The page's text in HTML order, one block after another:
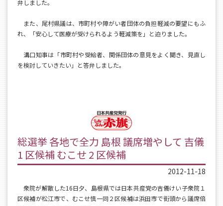
弁しました。
また、尾村県議は、市町村や障がい者団体の負担軽減の要望にもふ
れ、「安心して医療が受けられるよう軽減策を」と迫りました。
溝口知事は「市町村や受給者、関係団体の意見をよく聞き、見直し
を検討していきたい」と答弁しました。
総選挙 各地で全力 島根 議席増やして 吉儀
1 区候補 むこせ 2 区候補
2012-11-18
衆院が解散した16日夕、島根県では日本共産党の吉儀けい子衆院１
区候補が松江市で、むこせ慎一同２区候補は浜田市で街頭から議席倍